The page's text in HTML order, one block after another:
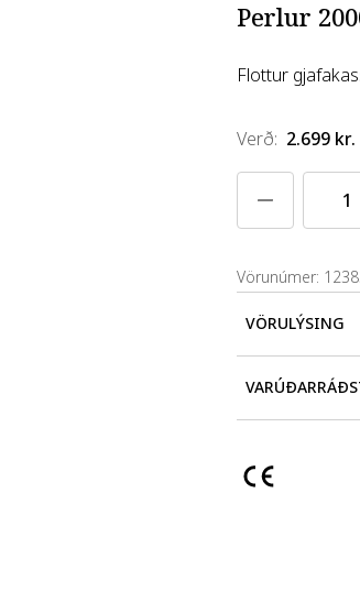
Perlur
Flottur
Verð: 2.699 kr.
Vörunúmer:
VÖRULÝSING
Klassískar